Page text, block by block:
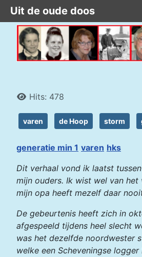
DetailsHits: 478
varen de Hoop storm
generatie min 1 varen hks
Dit verhaal vond ik laatst
mijn ouders. Ik wist wel van het
mijn opa heeft mezelf daar
De gebeurtenis heeft zich in
afgespeeld tijdens heel slecht
was het dezelfde noordwester
welke een Scheveningse
Uit de oude doos